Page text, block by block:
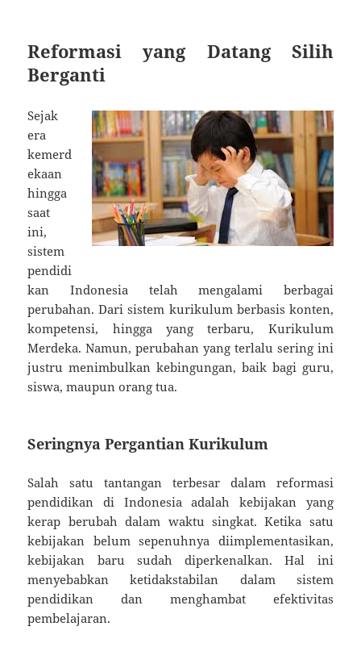
Reformasi yang Datang Silih
Berganti
Sejak
era
kemerd
ekaan
hingga
saat
ini,
sistem
pendidi
kan Indonesia telah mengalami berbagai
perubahan. Dari sistem kurikulum berbasis konten,
kompetensi, hingga yang terbaru, Kurikulum
Merdeka. Namun, perubahan yang terlalu sering ini
justru menimbulkan kebingungan, baik bagi guru,
siswa, maupun orang tua.
Seringnya Pergantian Kurikulum
Salah satu tantangan terbesar dalam reformasi
pendidikan di Indonesia adalah kebijakan yang
kerap berubah dalam waktu singkat. Ketika satu
kebijakan belum sepenuhnya diimplementasikan,
kebijakan baru sudah diperkenalkan. Hal ini
menyebabkan ketidakstabilan dalam sistem
pendidikan dan menghambat efektivitas
pembelajaran.